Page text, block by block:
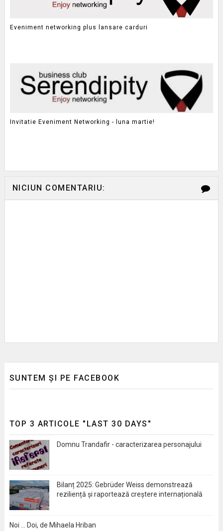
Eveniment networking plus lansare carduri
Invitatie Eveniment Networking - luna martie!
NICIUN COMENTARIU:
SUNTEM ȘI PE FACEBOOK
TOP 3 ARTICOLE "LAST 30 DAYS"
Domnu Trandafir - caracterizarea personajului
Bilanț 2025: Gebrüder Weiss demonstrează
reziliență și raportează creștere internațională
Noi … Doi, de Mihaela Hriban